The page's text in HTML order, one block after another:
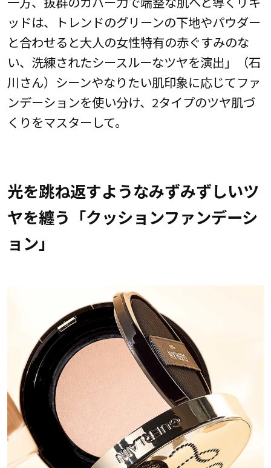
ッドは、トレンドのグリーンの下地やパウダー
と合わせると大人の女性特有の赤ぐすみのな
い、洗練されたシースルーなツヤを演出」（石
川さん）シーンやなりたい肌印象に応じてファ
ンデーションを使い分け、2タイプのツヤ肌づ
くりをマスターして。
光を跳ね返すようなみずみずしいツ
ヤを纏う「クッションファンデーシ
ョン」